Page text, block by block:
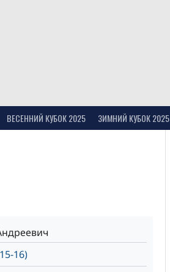
ВЕСЕННИЙ КУБОК 2025 ЗИМНИЙ КУБОК 2025
16)